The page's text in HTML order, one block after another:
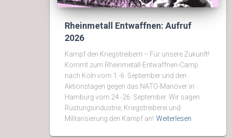
Rheinmetall Entwaffnen: Aufruf
2026
Kampf den Kriegstreibern – Für unsere Zukunft!
Kommt zum Rheinmetall-Entwaffnen-Camp
nach Köln vom 1.-6. September und den
Aktionstagen gegen das NATO-Manöver in
Hamburg vom 24.-26. September. Wir sagen
Rüstungsindustrie, Kriegstreiberei und
Militarisierung den Kampf an! Weiterlesen